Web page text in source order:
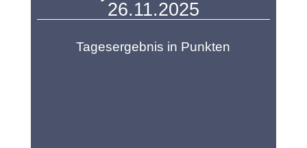
26.11.2025
Tagesergebnis in Punkten